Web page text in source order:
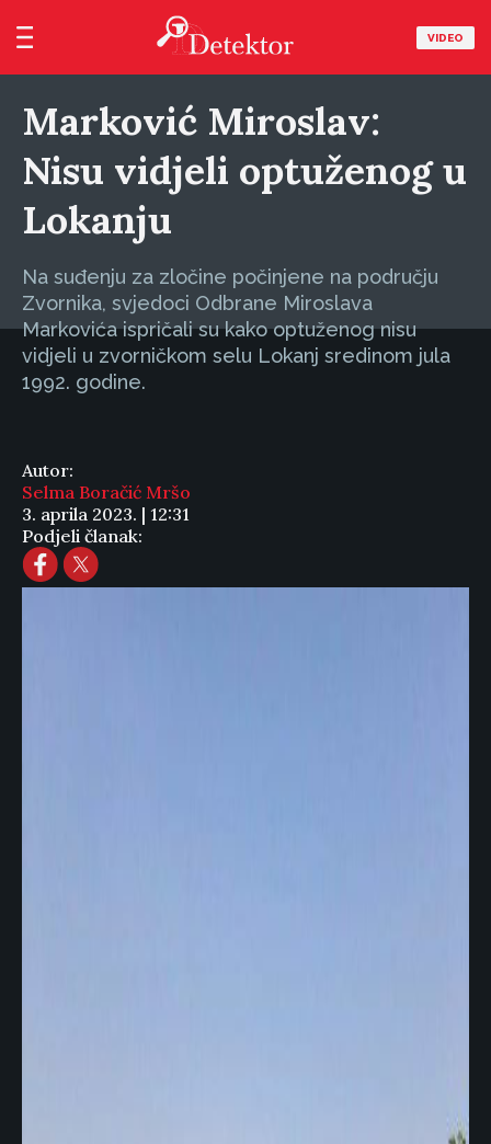
VIDEO
Marković Miroslav:
Nisu vidjeli optuženog u
Lokanju
Na suđenju za zločine počinjene na području
Zvornika, svjedoci Odbrane Miroslava
Markovića ispričali su kako optuženog nisu
vidjeli u zvorničkom selu Lokanj sredinom jula
1992. godine.
Autor:
Selma Boračić Mršo
3. aprila 2023. | 12:31
Podjeli članak: